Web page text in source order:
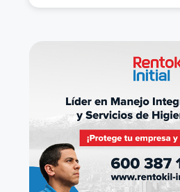
Venta al por menor de
Venta al por menor de
equipos de deporte
Venta al por menor de
comercios